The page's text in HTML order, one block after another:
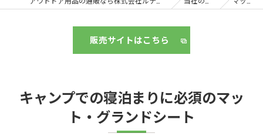
販売サイトはこちら
キャンプでの寝泊まりに必須のマッ
ト・グランドシート